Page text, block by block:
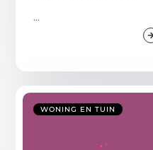
...
WONING EN TUIN